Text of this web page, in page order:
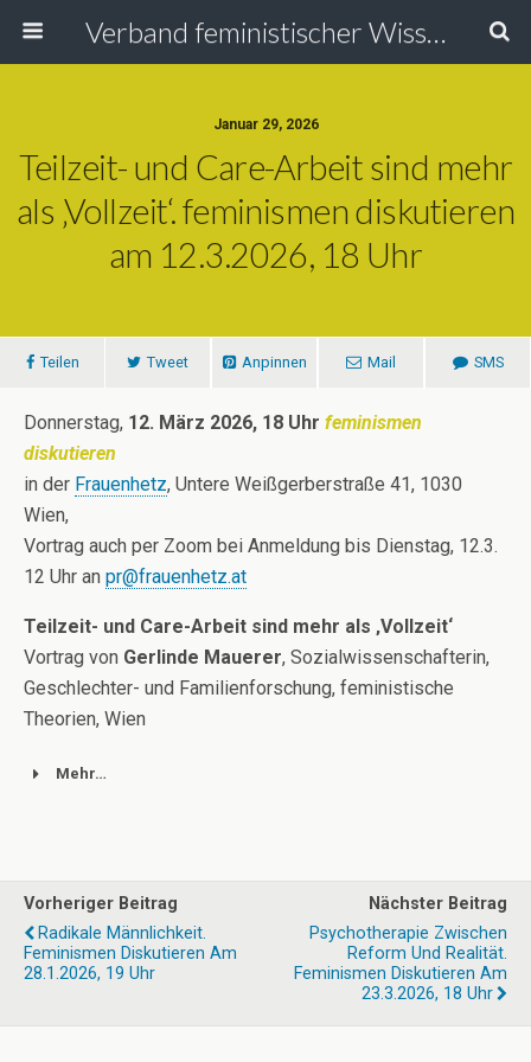
Verband feministischer Wissenschafterinnen
Januar 29, 2026
Teilzeit- und Care-Arbeit sind mehr
als ‚Vollzeit‘. feminismen diskutieren
am 12.3.2026, 18 Uhr
Teilen Tweet Anpinnen Mail SMS
Donnerstag, 12. März 2026, 18 Uhr feminismen
diskutieren
in der Frauenhetz, Untere Weißgerberstraße 41, 1030
Wien,
Vortrag auch per Zoom bei Anmeldung bis Dienstag, 12.3.
12 Uhr an pr@frauenhetz.at
Teilzeit- und Care-Arbeit sind mehr als ‚Vollzeit‘
Vortrag von Gerlinde Mauerer, Sozialwissenschafterin,
Geschlechter- und Familienforschung, feministische
Theorien, Wien
Mehr…
Vorheriger Beitrag
Radikale Männlichkeit.
Feminismen Diskutieren Am
28.1.2026, 19 Uhr
Nächster Beitrag
Psychotherapie Zwischen
Reform Und Realität.
Feminismen Diskutieren Am
23.3.2026, 18 Uhr